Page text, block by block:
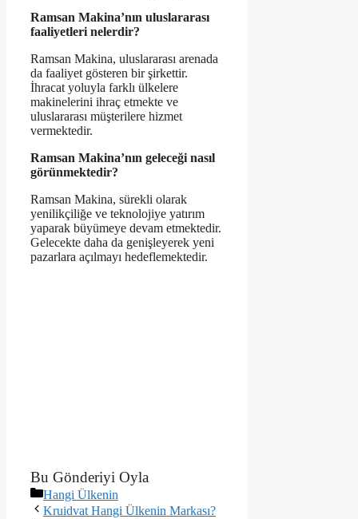
Ramsan Makina’nın uluslararası
faaliyetleri nelerdir?
Ramsan Makina, uluslararası arenada
da faaliyet gösteren bir şirkettir.
İhracat yoluyla farklı ülkelere
makinelerini ihraç etmekte ve
uluslararası müşterilere hizmet
vermektedir.
Ramsan Makina’nın geleceği nasıl
görünmektedir?
Ramsan Makina, sürekli olarak
yenilikçiliğe ve teknolojiye yatırım
yaparak büyümeye devam etmektedir.
Gelecekte daha da genişleyerek yeni
pazarlara açılmayı hedeflemektedir.
Bu Gönderiyi Oyla
Kategoriler
Hangi Ülkenin
Kruidvat Hangi Ülkenin Markası?